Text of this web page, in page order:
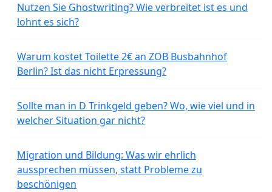
Nutzen Sie Ghostwriting? Wie verbreitet ist es und
lohnt es sich?
Warum kostet Toilette 2€ an ZOB Busbahnhof
Berlin? Ist das nicht Erpressung?
Sollte man in D Trinkgeld geben? Wo, wie viel und in
welcher Situation gar nicht?
Migration und Bildung: Was wir ehrlich
aussprechen müssen, statt Probleme zu
beschönigen